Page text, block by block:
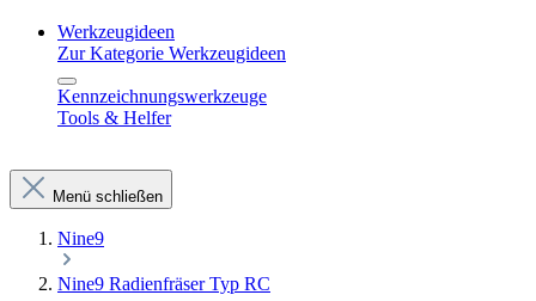
Werkzeugideen
Zur Kategorie Werkzeugideen
Kennzeichnungswerkzeuge
Tools & Helfer
Menü schließen
Nine9
Nine9 Radienfräser Typ RC